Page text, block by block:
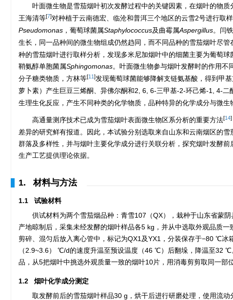
叶面微生物是雪茄烟叶初次发酵过程中的关键因素，在烟叶的物质
王海清等[7]对种植于云南德宏、临沧和普洱三个地区的云雪2号进行取
Pseudomonas ，葡萄球菌属Staphylococcus及曲霉属Aspergillus。闫
生长，同一品种间的微生物组成仍然趋同，而不同品种的雪茄烟叶尽
种的雪茄烟叶进行取样分析，发现多米尼加烟叶中的细菌主要为葡萄球
鞘氨醇单胞菌属Sphingomonas。叶面微生物参与烟叶发酵时的作用不
分子糖类物质，方林等[11]发现葡萄球菌能够降解支链氨基酸，得到甲
萝卜素）产生巨豆三烯酮、异佛尔酮和2, 6, 6-三甲基-2-环己烯-1, 4-二
生理生化反应，产生不同种类的化学物质，品种特异的化学成分与微
高通量测序技术已成为雪茄烟叶表面微生物区系分析的重要方法[14]
差异的研究鲜有报道。因此，本试验分别选取来自山东和云南烟区的
群落及多样性，并与烟叶主要化学成分进行关联分析，探究烟叶发酵
生产工艺提供理论依据。
1. 材料与方法
1.1 试验材料
供试材料为两个雪茄烟品种：青雪107（QX），栽种于山东省蒙
产地晾制后，采集未经发酵的烟叶样品各5 kg，并从中选取外观品质
剪碎、混匀后放入离心管中，标记为QX1及YX1，分装保存于−80 ℃
（2.9~3.6） ℃/d的速度升温至预设温度（46 ℃）后翻垛，降温至32
品，从5把烟叶中挑选外观质量一致的烟叶10片，用消毒剪剪取同一
1.2 烟叶化学成分测定
取发酵前后的雪茄烟叶样品30 g，烘干后进行研磨处理，使用